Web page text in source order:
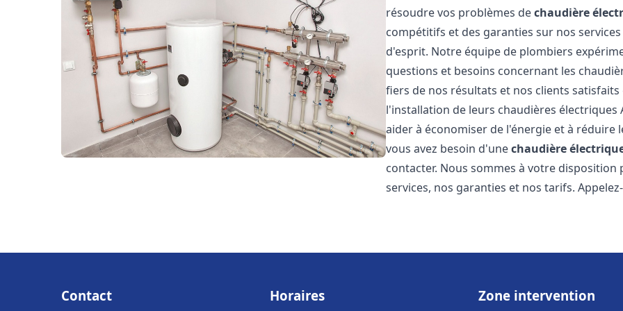
résoudre vos problèmes dechaudière
compétitifs et des garanties sur nos
d'esprit. Notre équipe de plombiers
questions et besoins concernant les
fiers de nos résultats et nos clients
l'installation de leurs chaudières
aider à économiser de l'énergie et à réduire
vous avez besoin d'unechaudière
contacter. Nous sommes à votre
services, nos garanties et nos tarifs.
Contact Horaires Zone intervention